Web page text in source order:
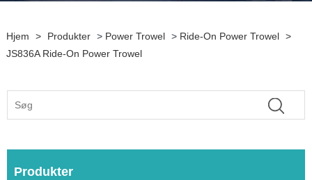
Hjem > Produkter > Power Trowel > Ride-On Power Trowel >
JS836A Ride-On Power Trowel
Produkter